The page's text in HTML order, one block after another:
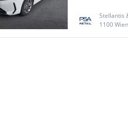
Stellantis
1100